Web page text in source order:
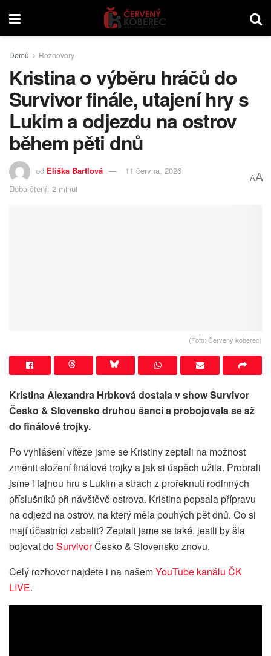
Domů Rozhovory
Kristina o výběru hráčů do
Survivor finále, utajení hry s
Lukim a odjezdu na ostrov
během pěti dnů
od Eliška Bartlová
11 června, 2026
Doba čtení: 2 minut
AA
(Foto: Červený koberec)
Kristina Alexandra Hrbková dostala v show Survivor
Česko & Slovensko druhou šanci a probojovala se až
do finálové trojky.
Po vyhlášení vítěze jsme se Kristiny zeptali na možnost
změnit složení finálové trojky a jak si úspěch užila. Probrali
jsme i tajnou hru s Lukim a strach z prořeknutí rodinných
příslušníků při návštěvě ostrova. Kristina popsala přípravu
na odjezd na ostrov, na který měla pouhých pět dnů. Co si
mají účastníci zabalit? Zeptali jsme se také, jestli by šla
bojovat doSurvivorČesko & Slovensko znovu.
Celý rozhovor najdete i na našemYouTube kanálu ČK
LIVE.